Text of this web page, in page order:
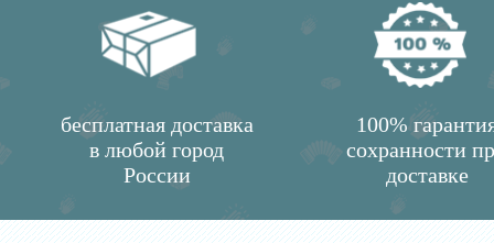
бесплатная доставка
в любой город
России
100%
сохранности
доставке